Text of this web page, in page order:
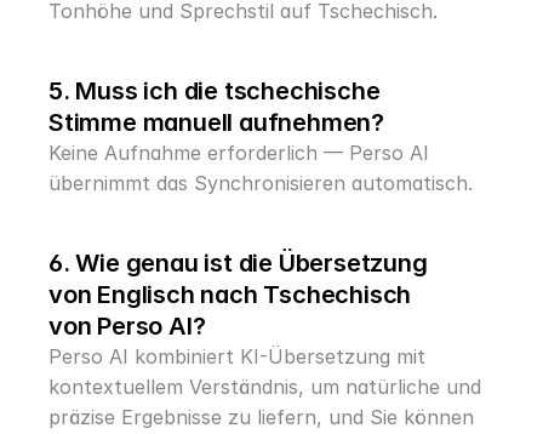
Tonhöhe und Sprechstil auf Tschechisch.
5. Muss ich die tschechische
Stimme manuell aufnehmen?
Keine Aufnahme erforderlich — Perso AI
übernimmt das Synchronisieren automatisch.
6. Wie genau ist die Übersetzung
von Englisch nach Tschechisch
von Perso AI?
Perso AI kombiniert KI-Übersetzung mit
kontextuellem Verständnis, um natürliche und
präzise Ergebnisse zu liefern, und Sie können